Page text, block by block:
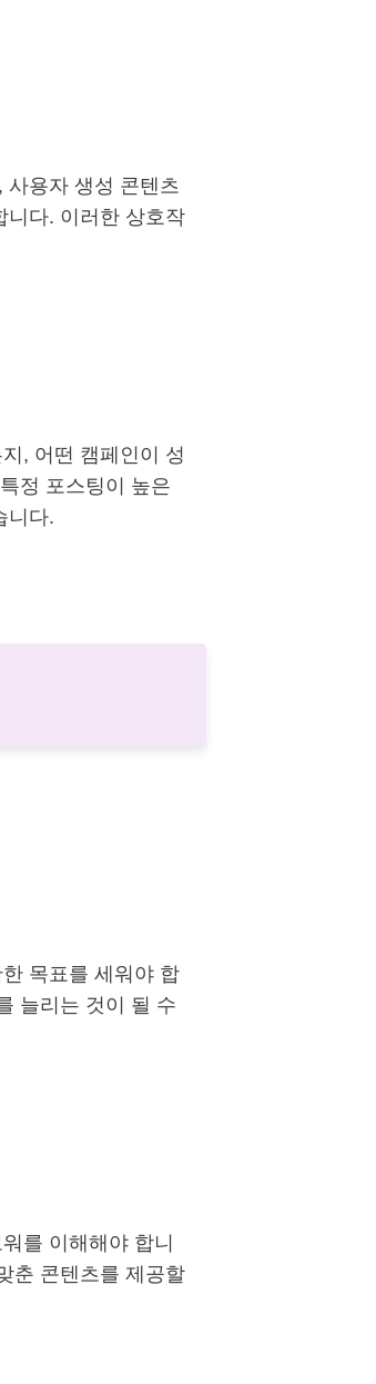
사용자 생성 콘텐츠
니다. 이러한 상호작
, 어떤 캠페인이 성
정 포스팅이 높은
니다.
목표를 세워야 합
늘리는 것이 될 수
를 이해해야 합니
춘 콘텐츠를 제공할